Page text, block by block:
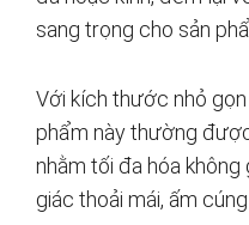
sang trọng cho sản
Với kích thước nhỏ
phẩm này thường
nhằm tối đa hóa
giác thoải mái, ấm